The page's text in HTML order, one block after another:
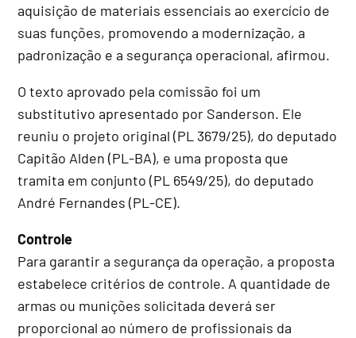
aquisição de materiais essenciais ao exercício de
suas funções, promovendo a modernização, a
padronização e a segurança operacional, afirmou.
O texto aprovado pela comissão foi um
substitutivo apresentado por Sanderson. Ele
reuniu o projeto original (PL 3679/25), do deputado
Capitão Alden (PL-BA), e uma proposta que
tramita em conjunto (PL 6549/25), do deputado
André Fernandes (PL-CE).
Controle
Para garantir a segurança da operação, a proposta
estabelece critérios de controle. A quantidade de
armas ou munições solicitada deverá ser
proporcional ao número de profissionais da